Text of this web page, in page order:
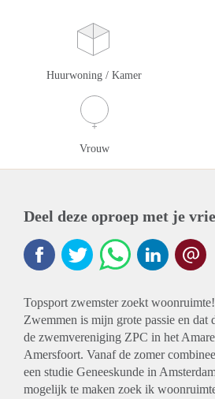
Huurwoning / Kamer
Vrouw
Deel deze oproep met je
Topsport zwemster zoekt woonruimte!
Zwemmen is mijn grote passie en dat
de zwemvereniging ZPC in het
Amersfoort. Vanaf de zomer
een studie Geneeskunde in
mogelijk te maken zoek ik